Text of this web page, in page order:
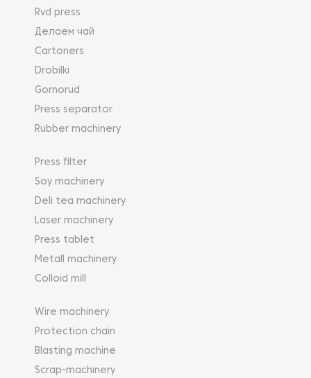
Rvd press
Делаем чай
Cartoners
Drobilki
Gornorud
Press separator
Rubber machinery
Press filter
Soy machinery
Deli tea machinery
Laser machinery
Press tablet
Metall machinery
Colloid mill
Wire machinery
Protection chain
Blasting machine
Scrap-machinery